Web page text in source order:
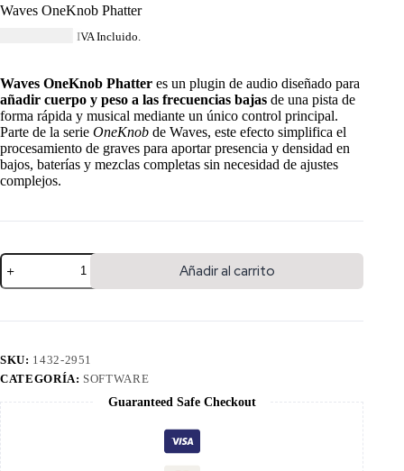
Waves OneKnob Phatter
IVA Incluido.
Waves OneKnob Phatter es un plugin de audio diseñado para
añadir cuerpo y peso a las frecuencias bajas de una pista de
forma rápida y musical mediante un único control principal.
Parte de la serie OneKnob de Waves, este efecto simplifica el
procesamiento de graves para aportar presencia y densidad en
bajos, baterías y mezclas completas sin necesidad de ajustes
complejos.
Añadir al carrito
SKU: 1432-2951
CATEGORÍA: SOFTWARE
Guaranteed Safe Checkout